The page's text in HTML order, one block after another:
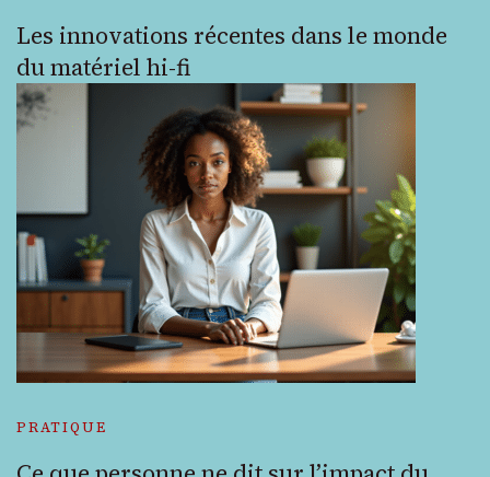
Les innovations récentes dans le monde
du matériel hi-fi
PRATIQUE